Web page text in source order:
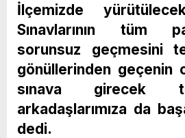
İlçemizde
Sınavlarının tüm
sorunsuz geçmesini
gönüllerinden geçenin
sınava girecek
arkadaşlarımıza da
dedi.